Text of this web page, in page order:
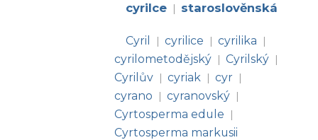
cyrilce | staroslověnská
Cyril | cyrilice | cyrilika |
cyrilometodějský | Cyrilský |
Cyrilův | cyriak | cyr |
cyrano | cyranovský |
Cyrtosperma edule |
Cyrtosperma markusii